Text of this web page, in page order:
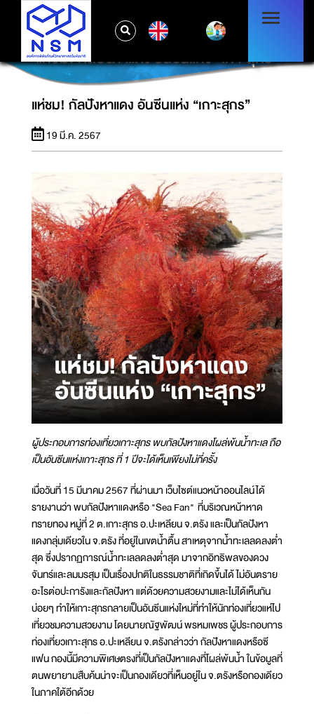
แห่ชม! กัลปังหาแดง อันซีนแห่ง “เกาะสุกร”
แห่ชม! กัลปังหาแดง อันซีนแห่ง “เกาะสุกร”
19 มี.ค. 2567
ผู้ประกอบการท่องเที่ยวเกาะสุกร พบกัลปังหาแดงโผล่พ้นน้ำทะเล ถือ
เป็นอันซีนแห่งเกาะสุกร ที่ 1 ปีจะได้เห็นเพียงไม่กี่ครั้ง
เมื่อวันที่ 15 มีนาคม 2567 ที่ผ่านมา เว็บไซต์แนวหน้าออนไลน์ได้
รายงานว่า พบกัลปังหาแดงหรือ "Sea Fan" ที่บริเวณหน้าหาด
ทรายทอง หมู่ที่ 2 ต.เกาะสุกร อ.ปะเหลียน จ.ตรัง และเป็นกัลปังหา
แดงกลุ่มเดียวใน จ.ตรัง ที่อยู่ในเขตน้ำตื้น สาเหตุจากน้ำทะเลลดลงต่ำ
สุด ซึ่งปรากฏการณ์น้ำทะเลลดลงต่ำสุด มาจากอิทธิพลของดวง
จันทร์และลมมรสุม เป็นเรื่องปกติในธรรมชาติที่เกิดขึ้นได้ ไม่อันตราย
อะไรต่อปะการังและกัลปังหา แต่ด้วยความสวยงามและไม่ได้เห็นกัน
บ่อยๆ ทำให้เกาะสุกรกลายเป็นอันซีนแห่งใหม่ที่ทำให้นักท่องเที่ยวแห่ไป
เที่ยวชมความสวยงาม โดยนายณัฐพัฒน์ พรหมเพชร ผู้ประกอบการ
ท่องเที่ยวเกาะสุกร อ.ปะเหลียน จ.ตรังกล่าวว่า กัลปังหาแดงหรือซี
แฟน กองนี้มีความพิเศษตรงที่เป็นกัลปังหาแดงที่โผล่พ้นน้ำ ในข้อมูลที่
ตนพยายามสืบค้นน่าจะเป็นกองเดียวที่เห็นอยู่ใน จ.ตรังหรือกองเดียว
ในภาคใต้อีกด้วย